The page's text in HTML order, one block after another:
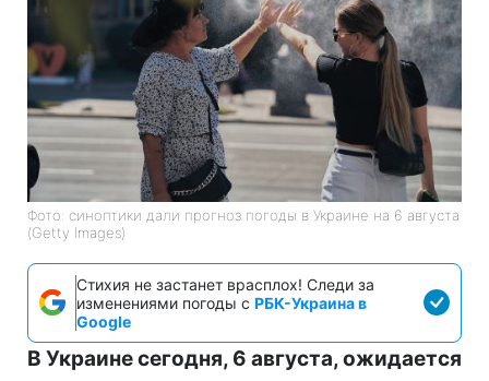
Фото: синоптики дали прогноз погоды в Украине на 6 августа
(Getty Images)
Стихия не застанет врасплох! Следи за
изменениями погоды с РБК-Украина в
Google
В Украине сегодня, 6 августа, ожидается